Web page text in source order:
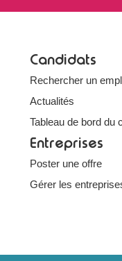
Candidats
Rechercher un
Actualités
Tableau de bord du
Entreprises
Poster une offre
Gérer les